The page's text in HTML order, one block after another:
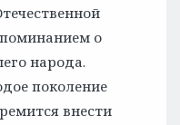
о
народа.
поколение
внести